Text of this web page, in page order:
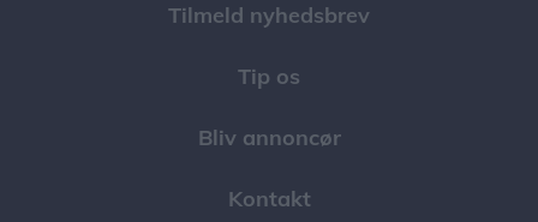
Tilmeld nyhedsbrev
Tip os
Bliv annoncør
Kontakt